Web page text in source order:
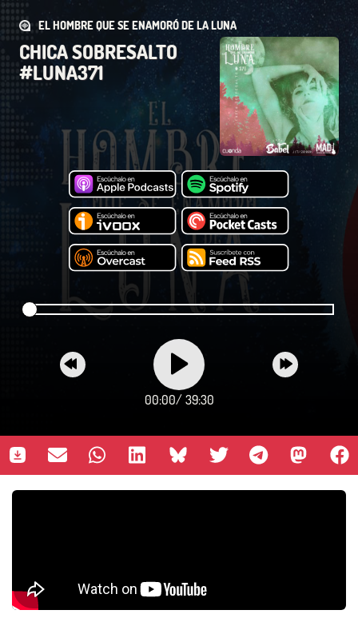
EL HOMBRE QUE SE ENAMORÓ DE LA LUNA
CHICA SOBRESALTO
#LUNA371
00:00/ 39:30